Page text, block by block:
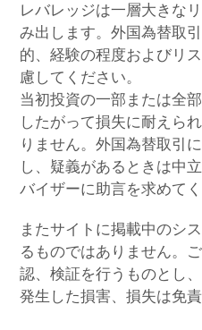
レバレッジは一層大きな
み出します。外国為替取
的、経験の程度およびリ
慮してください。
当初投資の一部または全
したがって損失に耐えら
りません。外国為替取引
し、疑義があるときは中
バイザーに助言を求めてく
またサイトに掲載中のシ
るものではありません。
認、検証を行うものとし
発生した損害、損失は免